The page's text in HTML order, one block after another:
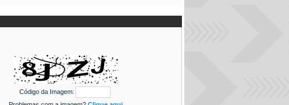
Código da Imagem: